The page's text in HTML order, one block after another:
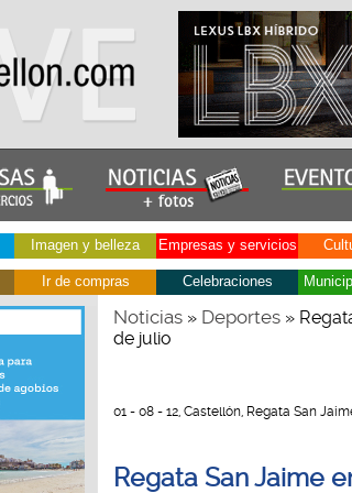
Imagen y belleza Empresas y servicios
Ir de compras Celebraciones
Noticias» Deportes»
de julio
01 - 08 - 12, Castellón, Regata San
Regata San Jaime